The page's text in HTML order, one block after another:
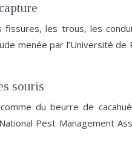
fissures, les trous, les
menée par l’Université
souris
du beurre de
Pest Management